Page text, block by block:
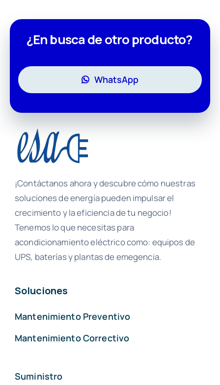
¿En busca de otro producto?
WhatsApp
¡Contáctanos ahora y descubre cómo nuestras
soluciones de energía pueden impulsar el
crecimiento y la eficiencia de tu negocio!
Tenemos lo que necesitas para
acondicionamiento eléctrico como: equipos de
UPS, baterías y plantas de emegencia.
Soluciones
Mantenimiento Preventivo
Mantenimiento Correctivo
Suministro